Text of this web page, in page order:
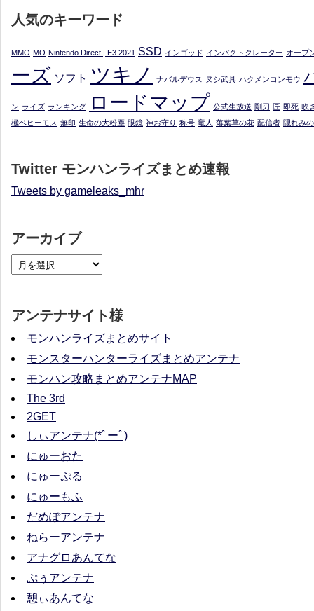
人気のキーワード
MMO MO Nintendo Direct | E3 2021 SSD インゴッド インパクトクレーター オープ
ーズ ソフト ツキノ ナバルデウス ヌシ武具 ハクメンコンモウ
ン ライズ ランキング ロードマップ 公式生放送 剛刃 匠 即死 吹
極ベヒーモス 無印 生命の大粉塵 眼鏡 神お守り 称号 竜人 落葉草の花 配信者 隠れみの
Twitter モンハンライズまとめ速報
Tweets by gameleaks_mhr
アーカイブ
アンテナサイト様
モンハンライズまとめサイト
モンスターハンターライズまとめアンテナ
モンハン攻略まとめアンテナMAP
The 3rd
2GET
しぃアンテナ(*ﾟーﾟ)
にゅーおた
にゅーぷる
にゅーもふ
だめぽアンテナ
ねらーアンテナ
アナグロあんてな
ぷぅアンテナ
憩ぃあんてな